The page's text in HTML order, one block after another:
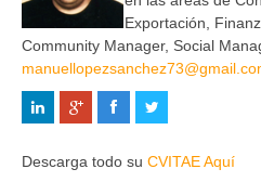
Exportación,
Community Manager, Social
Descarga todo su CVITAE Aquí